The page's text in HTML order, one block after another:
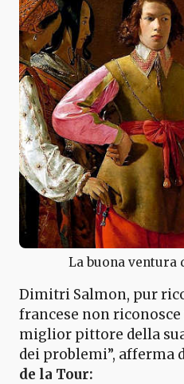
La buona ventura
Dimitri Salmon, pur
francese non
miglior pittore della
dei problemi”, afferma
de la Tour: